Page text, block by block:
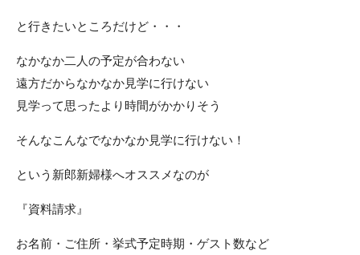
REPORT
ウェディング・レポート
BLOG
ブログ プラン
ACCESS CONTACT
093-671-
と行きたいところだけど・・・
なかなか二人の予定が合わない
遠方だからなかなか見学に行けない
見学って思ったより時間がかかりそう
そんなこんなでなかなか見学に行けない！
という新郎新婦様へオススメなのが
『資料請求』
お名前・ご住所・挙式予定時期・ゲスト数など